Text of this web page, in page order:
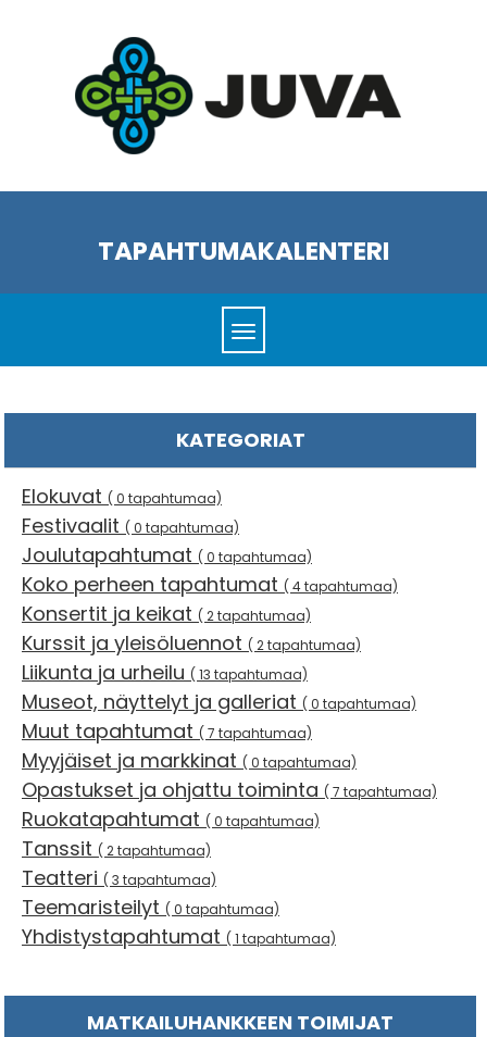
TAPAHTUMAKALENTERI
KATEGORIAT
Elokuvat ( 0 tapahtumaa)
Festivaalit ( 0 tapahtumaa)
Joulutapahtumat ( 0 tapahtumaa)
Koko perheen tapahtumat ( 4 tapahtumaa)
Konsertit ja keikat ( 2 tapahtumaa)
Kurssit ja yleisöluennot ( 2 tapahtumaa)
Liikunta ja urheilu ( 13 tapahtumaa)
Museot, näyttelyt ja galleriat ( 0 tapahtumaa)
Muut tapahtumat ( 7 tapahtumaa)
Myyjäiset ja markkinat ( 0 tapahtumaa)
Opastukset ja ohjattu toiminta ( 7 tapahtumaa)
Ruokatapahtumat ( 0 tapahtumaa)
Tanssit ( 2 tapahtumaa)
Teatteri ( 3 tapahtumaa)
Teemaristeilyt ( 0 tapahtumaa)
Yhdistystapahtumat ( 1 tapahtumaa)
MATKAILUHANKKEEN TOIMIJAT